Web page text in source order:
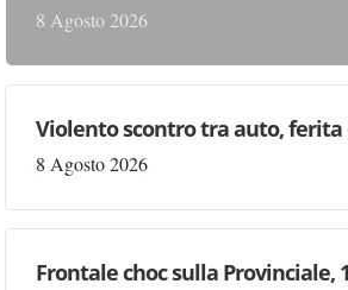
8 Agosto 2026
Violento scontro tra auto,
8 Agosto 2026
Frontale choc sulla Provinciale,